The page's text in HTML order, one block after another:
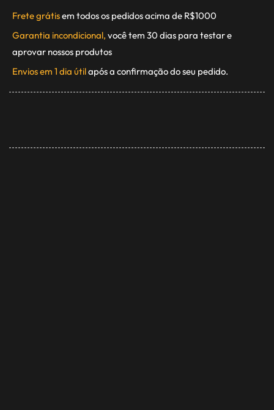
Frete grátisem todos os pedidos acima de R$1000
Garantia incondicional, você tem 30 dias para testar e
aprovar nossos produtos
Envios em 1 dia útilapós a confirmação do seu pedido.